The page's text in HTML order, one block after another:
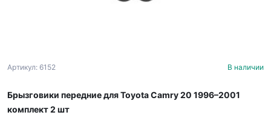
Артикул: 6152 В наличии
Брызговики передние для Toyota Camry 20 1996–2001
комплект 2 шт